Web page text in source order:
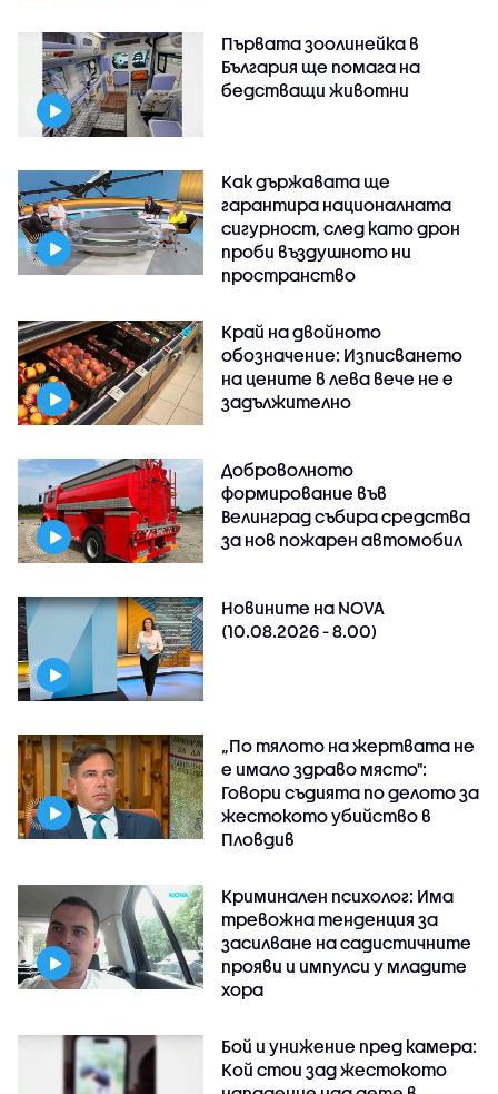
Първата зоолинейка в
България ще помага на
бедстващи животни
Как държавата ще
гарантира националната
сигурност, след като дрон
проби въздушното ни
пространство
Край на двойното
обозначение: Изписването
на цените в лева вече не е
задължително
Доброволното
формирование във
Велинград събира средства
за нов пожарен автомобил
Новините на NOVA
(10.08.2026 - 8.00)
„По тялото на жертвата не
е имало здраво място":
Говори съдията по делото за
жестокото убийство в
Пловдив
Криминален психолог: Има
тревожна тенденция за
засилване на садистичните
прояви и импулси у младите
хора
Бой и унижение пред камера:
Кой стои зад жестокото